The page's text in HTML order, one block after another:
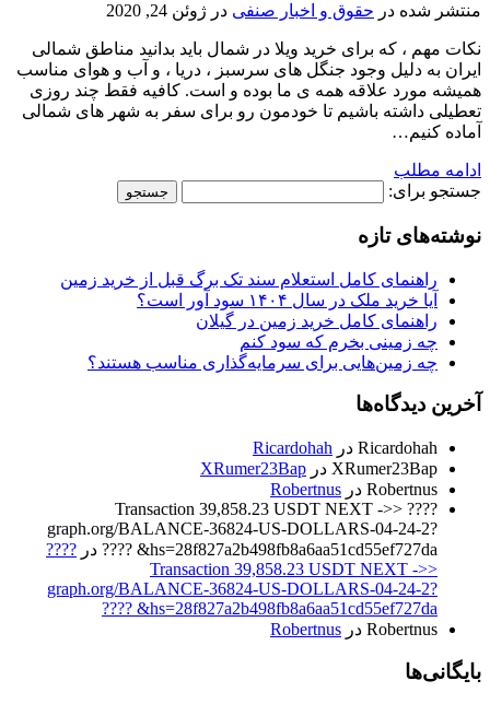
منتشر شده در حقوق و اخبار صنفی در ژوئن 24, 2020
نکات مهم ، که برای خرید ویلا در شمال باید بدانید مناطق شمالی
ایران به دلیل وجود جنگل های سرسبز ، دریا ، و آب و هوای مناسب
همیشه مورد علاقه همه ی ما بوده و است. کافیه فقط چند روزی
تعطیلی داشته باشیم تا خودمون رو برای سفر به شهر های شمالی
آماده کنیم…
ادامه مطلب
جستجو برای:
نوشته‌های تازه
راهنمای کامل استعلام سند تک برگ قبل از خرید زمین
آیا خرید ملک در سال ۱۴۰۴ سود آور است؟
راهنمای کامل خرید زمین در گیلان
چه زمینی بخرم که سود کنم
چه زمین‌هایی برای سرمایه‌گذاری مناسب هستند؟
آخرین دیدگاه‌ها
Ricardohah در Ricardohah
XRumer23Bap در XRumer23Bap
Robertnus در Robertnus
???? Transaction 39,858.23 USDT NEXT ->>
graph.org/BALANCE-36824-US-DOLLARS-04-24-2?
hs=28f827a2b498fb8a6aa51cd55ef727da& ????
در ????
Transaction 39,858.23 USDT NEXT ->>
graph.org/BALANCE-36824-US-DOLLARS-04-24-2?
hs=28f827a2b498fb8a6aa51cd55ef727da& ????
Robertnus در Robertnus
بایگانی‌ها